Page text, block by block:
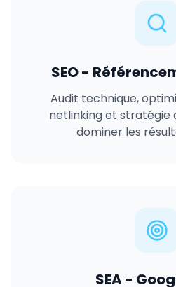
SEO -
Audit technique,
netlinking et stratégie
dominer les
SEA -